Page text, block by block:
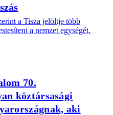
a Tisza jelöltje több
a nemzet egységét.
70.
köztársasági
aki